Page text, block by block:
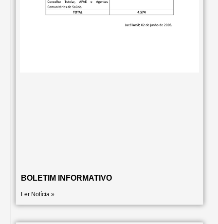
BOLETIM INFORMATIVO
Ler Notícia »